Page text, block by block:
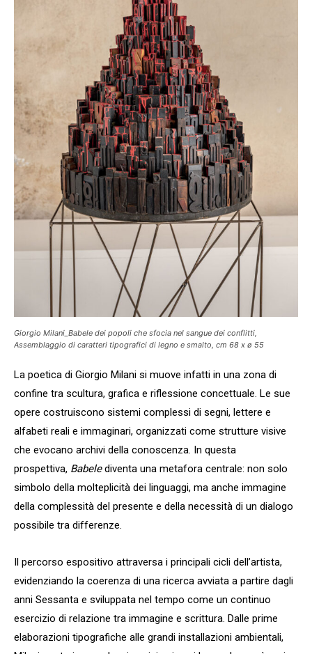
Giorgio Milani_Babele dei popoli che sfocia nel sangue dei conflitti,
Assemblaggio di caratteri tipografici di legno e smalto, cm 68 x ø 55
La poetica di Giorgio Milani si muove infatti in una zona di
confine tra scultura, grafica e riflessione concettuale. Le sue
opere costruiscono sistemi complessi di segni, lettere e
alfabeti reali e immaginari, organizzati come strutture visive
che evocano archivi della conoscenza. In questa
prospettiva, Babelediventa una metafora centrale: non solo
simbolo della molteplicità dei linguaggi, ma anche immagine
della complessità del presente e della necessità di un dialogo
possibile tra differenze.
Il percorso espositivo attraversa i principali cicli dell’artista,
evidenziando la coerenza di una ricerca avviata a partire dagli
anni Sessanta e sviluppata nel tempo come un continuo
esercizio di relazione tra immagine e scrittura. Dalle prime
elaborazioni tipografiche alle grandi installazioni ambientali,